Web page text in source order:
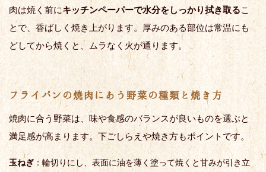
肉は焼く前にキッチンペーパーで水分をしっかり拭き取るこ
とで、香ばしく焼き上がります。厚みのある部位は常温にも
どしてから焼くと、ムラなく火が通ります。
フライパンの焼肉にあう野菜の種類と焼き方
焼肉に合う野菜は、味や食感のバランスが良いものを選ぶと
満足感が高まります。下ごしらえや焼き方もポイントです。
玉ねぎ：輪切りにし、表面に油を薄く塗って焼くと甘みが引き立